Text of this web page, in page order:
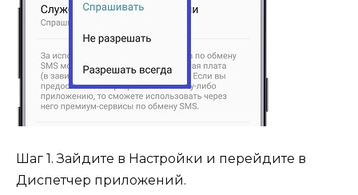
Шаг 1. Зайдите в Настройки и перейдите в
Диспетчер приложений.